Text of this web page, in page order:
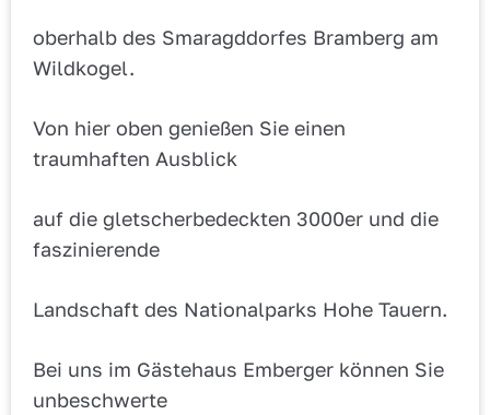
oberhalb des Smaragddorfes Bramberg am
Wildkogel.
Von hier oben genießen Sie einen
traumhaften Ausblick
auf die gletscherbedeckten 3000er und die
faszinierende
Landschaft des Nationalparks Hohe Tauern.
Bei uns im Gästehaus Emberger können Sie
unbeschwerte